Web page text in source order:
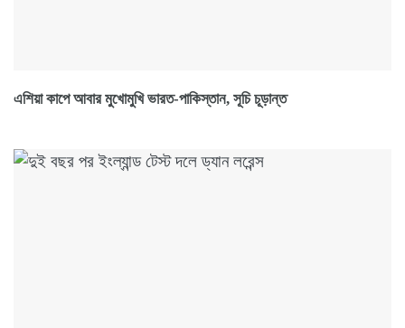
এশিয়া কাপে আবার মুখোমুখি ভারত-পাকিস্তান, সূচি চূড়ান্ত